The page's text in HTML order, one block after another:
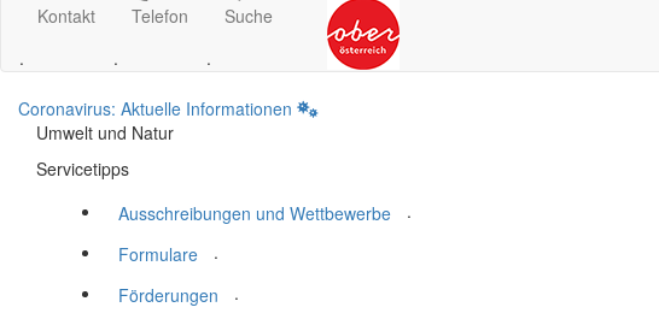
Kontakt
.
Telefon
.
Suche
.
Coronavirus: Aktuelle Informationen
Umwelt und Natur
Servicetipps
Ausschreibungen und Wettbewerbe
.
Formulare
.
Förderungen
.